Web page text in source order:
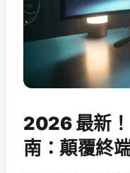
2026 最新
南：顛覆終